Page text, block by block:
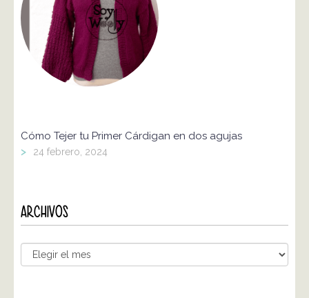
Cómo Tejer tu Primer Cárdigan en dos agujas
> 24 febrero, 2024
ARCHIVOS